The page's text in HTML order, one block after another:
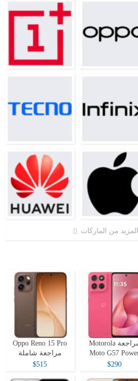
من الماركات
مراجعة Motorola
Moto G57
$290
Oppo Reno 15 Pro
مراجعة شاملة
$515